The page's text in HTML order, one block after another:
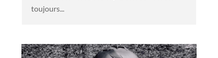
toujours...